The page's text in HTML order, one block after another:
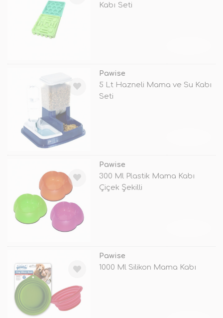
Kabı Seti
Pawise
5 Lt Hazneli Mama ve Su Kabı
Seti
Pawise
300 Ml Plastik Mama Kabı
Çiçek Şekilli
Pawise
1000 Ml Silikon Mama Kabı